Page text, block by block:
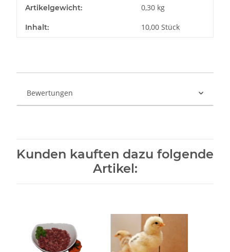
Artikelgewicht: 0,30 kg
Inhalt: 10,00 Stück
Bewertungen
Kunden kauften dazu folgende
Artikel: